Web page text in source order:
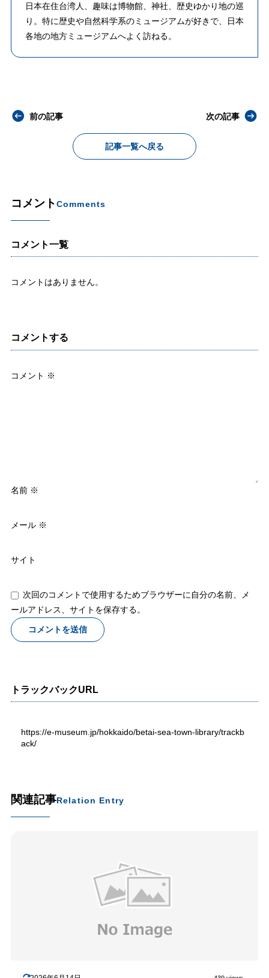
日本在住台湾人、趣味は博物館、神社、歴史ゆかり地の巡
り。特に歴史や自然科学系のミュージアムが好きで、日本
各地の地方ミュージアムへよく訪ねる。
前の記事
記事一覧へ戻る
次の記事
コメントComments
コメント一覧
コメントはありません。
コメントする
コメント ※
名前 ※
メール ※
サイト
次回のコメントで使用するためブラウザーに自分の名前、メ
ールアドレス、サイトを保存する。
トラックバックURL
https://e-museum.jp/hokkaido/betai-sea-town-library/trackb
ack/
関連記事Relation Entry